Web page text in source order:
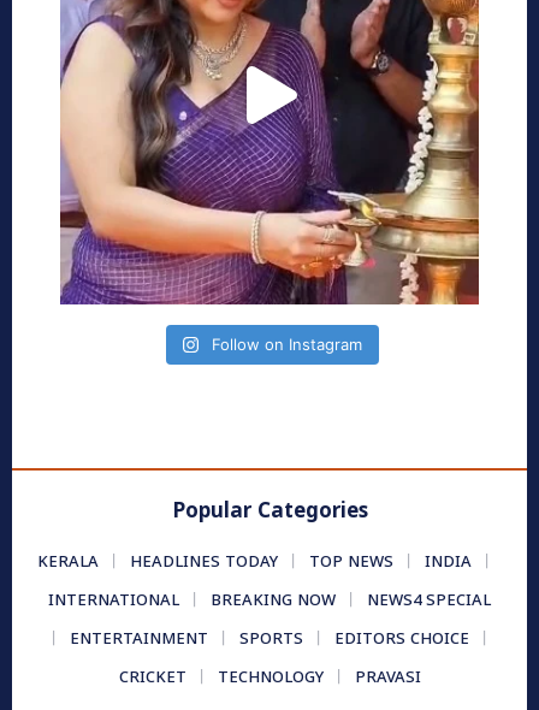
Follow on Instagram
Popular Categories
KERALA HEADLINES TODAY TOP NEWS
INDIA
INTERNATIONAL
BREAKING NOW
NEWS4 SPECIAL
ENTERTAINMENT
SPORTS
EDITORS CHOICE
CRICKET
TECHNOLOGY PRAVASI